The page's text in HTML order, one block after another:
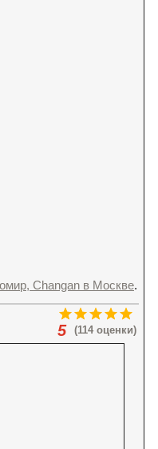
Changan в Москве.
(114 оценки)
5